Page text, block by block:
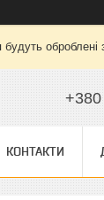
КОНТАКТИ